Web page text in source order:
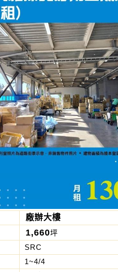
廠辦大樓
1,660坪
SRC
1~4/4